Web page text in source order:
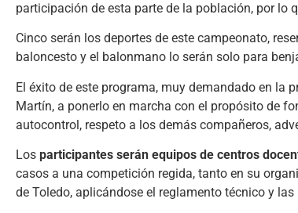
participación de esta parte de la población, por
Cinco serán los deportes de este campeonato,
baloncesto y el balonmano lo serán solo para
El éxito de este programa, muy demandado en la
Martín, a ponerlo en marcha con el propósito de
autocontrol, respeto a los demás compañeros,
Los participantes serán equipos de centros
casos a una competición regida, tanto en su
de Toledo, aplicándose el reglamento técnico y